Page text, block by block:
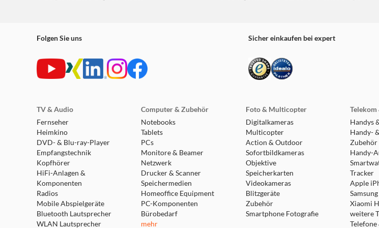
Nintendo Switch™
Lieferumfang
USB-C Ladekabel, 1 m
Folgen Sie uns Sicher einkaufen bei expert
TV & Audio
Fernseher
Heimkino
DVD- & Blu-ray-Player
Empfangstechnik
Kopfhörer
HiFi-Anlagen &
Komponenten
Radios
Mobile Abspielgeräte
Bluetooth Lautsprecher
WLAN Lautsprecher
Computer & Zubehör
Notebooks
Tablets
PCs
Monitore & Beamer
Netzwerk
Drucker & Scanner
Speichermedien
Homeoffice Equipment
PC-Komponenten
Bürobedarf
mehr
Foto & Multicopter
Digitalkameras
Multicopter
Action & Outdoor
Sofortbildkameras
Objektive
Speicherkarten
Videokameras
Blitzgeräte
Zubehör
Smartphone Fotografie
Handys
Handy-
Zubehör
Handy-
Tracker
Apple
Xiaomi
weitere
Telefone